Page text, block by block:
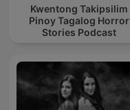
Kwentong Takipsilim
Pinoy Tagalog Horror
Stories Podcast